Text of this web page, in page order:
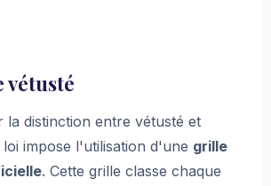
vétusté
la distinction entre vétusté et
impose l'utilisation d'une grille
. Cette grille classe chaque